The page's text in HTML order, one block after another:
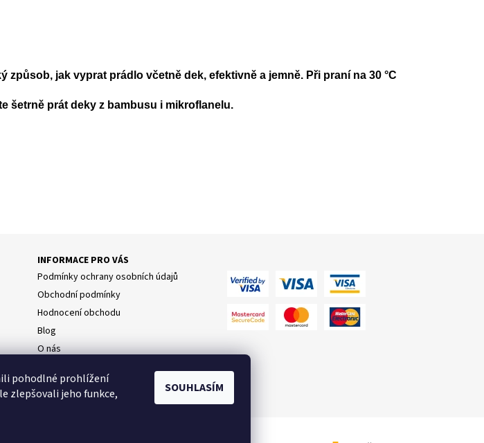
způsob, jak vyprat prádlo včetně dek, efektivně a jemně. Při praní na 30 °C
šetrně prát deky z bambusu i mikroflanelu.
INFORMACE PRO VÁS
Podmínky ochrany osobních údajů
Obchodní podmínky
Hodnocení obchodu
Blog
O nás
Napište nám
pohodlné prohlížení
zlepšovali jeho funkce,
SOUHLASÍM